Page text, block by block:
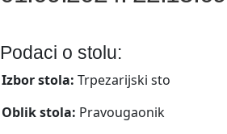
Podaci o stolu:
Izbor stola: Trpezarijski sto
Oblik stola: Pravougaonik